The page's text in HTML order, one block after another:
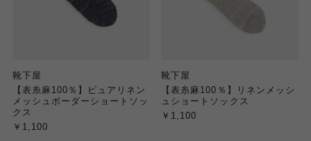
靴下屋
【表糸麻100％】ピュアリネン
メッシュボーダーショートソッ
クス
￥1,100
靴下屋
【表糸麻100％】リネンメッシ
ュショートソックス
￥1,100